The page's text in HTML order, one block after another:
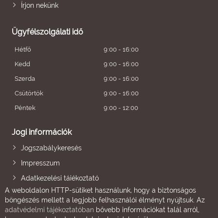
Írjon nekünk
Ügyfélszolgálati idő
Hétfő
9:00 - 16:00
Kedd
9:00 - 16:00
Szerda
9:00 - 16:00
Csütörtök
9:00 - 16:00
Péntek
9:00 - 12:00
Jogi információk
Jogszabálykeresés
Impresszum
Adatkezelési tájékoztató
A weboldalon HTTP-sütiket használunk, hogy a biztonságos
böngészés mellett a legjobb felhasználói élményt nyújtsuk. Az
adatvédelmi tájékoztatóban bővebb információkat talál arról,